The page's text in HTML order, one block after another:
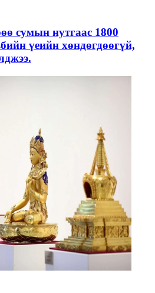
сумын нутгаас 1800
үеийн хөндөгдөөгүй,